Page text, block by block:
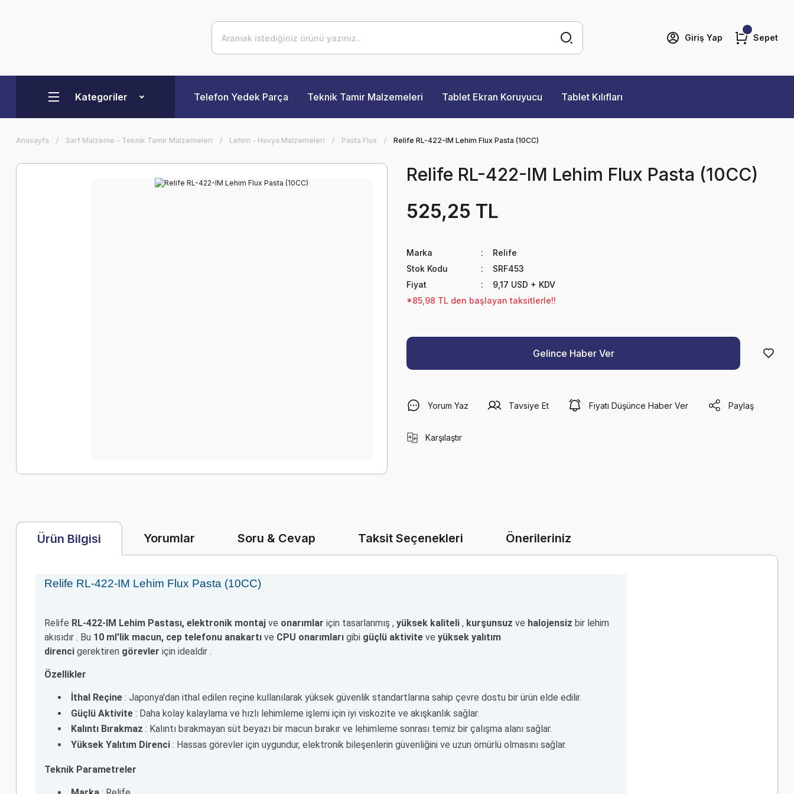
Giriş Yap Sepet
Kategoriler Telefon Yedek Parça Teknik Tamir Malzemeleri Tablet Ekran Koruyucu Tablet Kılıfları
Anasayfa Sarf Malzeme - Teknik Tamir Malzemeleri Lehim - Havya Malzemeleri Pasta Flux Relife RL-422-IM Lehim Flux Pasta (10CC)
Relife RL-422-IM Lehim Flux Pasta (10CC)
525,25 TL
Marka
Relife
Stok Kodu
SRF453
Fiyat
9,17 USD + KDV
*85,98 TL den başlayan taksitlerle!!
Gelince Haber Ver
Yorum Yaz Tavsiye Et Fiyatı Düşünce Haber Ver Paylaş
Karşılaştır
Ürün Bilgisi Yorumlar Soru & Cevap Taksit Seçenekleri Önerileriniz
Relife RL-422-IM Lehim Flux Pasta (10CC)
Relife RL-422-IM Lehim Pastası, elektronik montaj ve onarımlar için tasarlanmış , yüksek kaliteli , kurşunsuz ve halojensiz bir lehim
akısıdır . Bu 10 ml'lik macun, cep telefonu anakartı ve CPU onarımları gibi güçlü aktivite ve yüksek yalıtım
direnci gerektiren görevler için idealdir .
Özellikler
İthal Reçine: Japonya'dan ithal edilen reçine kullanılarak yüksek güvenlik standartlarına sahip çevre dostu bir ürün elde edilir.
Güçlü Aktivite: Daha kolay kalaylama ve hızlı lehimleme işlemi için iyi viskozite ve akışkanlık sağlar.
Kalıntı Bırakmaz : Kalıntı bırakmayan süt beyazı bir macun bırakır ve lehimleme sonrası temiz bir çalışma alanı sağlar.
Yüksek Yalıtım Direnci: Hassas görevler için uygundur, elektronik bileşenlerin güvenliğini ve uzun ömürlü olmasını sağlar.
Teknik Parametreler